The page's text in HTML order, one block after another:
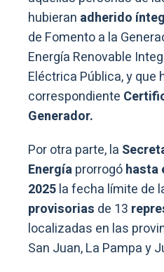
hubieran adherido
de Fomento a la
Energía Renovable
Eléctrica Pública, y que
correspondiente
Generador.
Por otra parte, la
Energíaprorrogóhasta
2025la fecha límite de
provisorias de 13
localizadas en las
San Juan, La Pampa y